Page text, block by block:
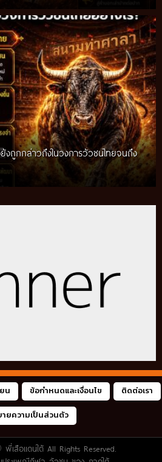
งถูกกล่าวถึงในวงการวัวชนไทยจนถึง
แข่งขันดั้งเดิมที่สืบทอดผ่านภูมิปัญญา
น ข้อกำหนดและเงื่อนไข ติดต่อเรา
ายความเป็นส่วนตัว
พี่เสือแดนใต้ All Rights Reserved.